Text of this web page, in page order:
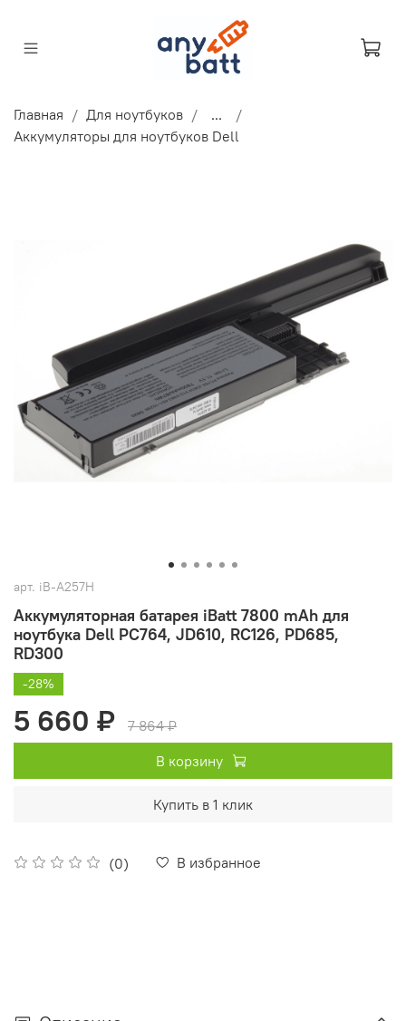
Главная Для ноутбуков
...
Аккумуляторы для ноутбуков Dell
арт. iB-A257H
Аккумуляторная батарея iBatt 7800 mAh для
ноутбука Dell PC764, JD610, RC126, PD685,
RD300
(0) В избранное
-28%
5 660 ₽
7 864 ₽
В корзину
Купить в 1 клик